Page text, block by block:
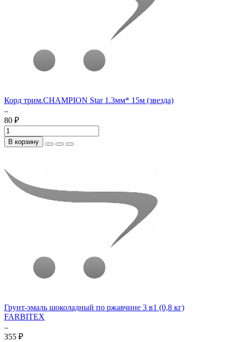
Корд трим.CHAMPION Star 1.3мм* 15м (звезда)
..
80 ₽
В корзину
Грунт-эмаль шоколадный по ржавчине 3 в1 (0,8 кг)
FARBITEX
..
355 ₽